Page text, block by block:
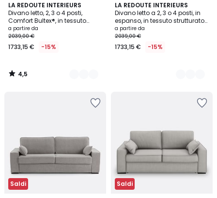
LA REDOUTE INTERIEURS
Divano letto, 2, 3 o 4 posti,
Comfort Bultex®, in tessuto
strutturato chiné, TIMOR
a partire da
2039,00 €
1733,15 € -15%
4,5
/ 5
3
Colori
4,5
/
LA REDOUTE INTERIEURS
Divano letto a 2, 3 o 4 posti, in
espanso, in tessuto strutturato
screziato, TIMOR
a partire da
2039,00 €
1733,15 € -15%
3
Colori
Saldi Saldi